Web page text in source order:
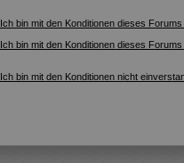
Ich bin mit den Konditionen dieses
Ich bin mit den Konditionen dieses
Ich bin mit den Konditionen nicht